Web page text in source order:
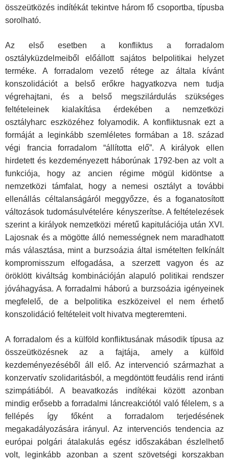
összeütközés indítékát tekintve három fő csoportba, típusba
sorolható.
Az első esetben a konfliktus a forradalom
osztályküzdelmeiből előállott sajátos belpolitikai helyzet
terméke. A forradalom vezető rétege az általa kívánt
konszolidációt a belső erőkre hagyatkozva nem tudja
végrehajtani, és a belső megszilárdulás szükséges
feltételeinek kialakítása érdekében a nemzetközi
osztályharc eszközéhez folyamodik. A konfliktusnak ezt a
formáját a leginkább szemléletes formában a 18. század
végi francia forradalom “állította elő”. A királyok ellen
hirdetett és kezdeményezett háborúnak 1792-ben az volt a
funkciója, hogy az ancien régime mögül kidöntse a
nemzetközi támfalat, hogy a nemesi osztályt a további
ellenállás céltalanságáról meggyőzze, és a foganatosított
változások tudomásulvételére kényszerítse. A feltételezések
szerint a királyok nemzetközi méretű kapitulációja után XVI.
Lajosnak és a mögötte álló nemességnek nem maradhatott
más választása, mint a burzsoázia által ismételten felkínált
kompromisszum elfogadása, a szerzett vagyon és az
öröklött kiváltság kombinációján alapuló politikai rendszer
jóváhagyása. A forradalmi háború a burzsoázia igényeinek
megfelelő, de a belpolitika eszközeivel el nem érhető
konszolidáció feltételeit volt hivatva megteremteni.
A forradalom és a külföld konfliktusának második típusa az
összeütközésnek az a fajtája, amely a külföld
kezdeményezéséből áll elő. Az intervenció származhat a
konzervatív szolidaritásból, a megdöntött feudális rend iránti
szimpátiából. A beavatkozás indítékai között azonban
mindig erősebb a forradalmi láncreakciótól való félelem, s a
fellépés így főként a forradalom terjedésének
megakadályozására irányul. Az intervenciós tendencia az
európai polgári átalakulás egész időszakában észlelhető
volt, leginkább azonban a szent szövetségi korszakban